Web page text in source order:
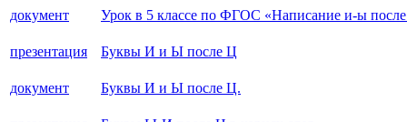
документ Урок в 5 классе по ФГОС «Написание и-ы
презентация Буквы И и Ы после Ц
документ Буквы И и Ы после Ц.